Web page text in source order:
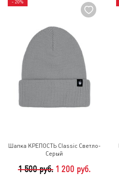
- 20%
Шапка КРЕПОСТЬ Classic Светло-
Серый
1 500 руб. 1 200 руб.